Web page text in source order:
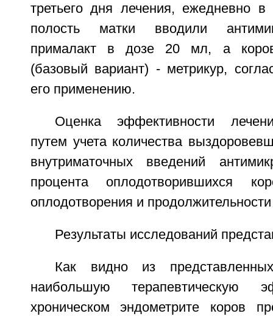
третьего дня лечения, ежедневно
полость матки вводили
прималакт в дозе 20 мл, а
(базовый вариант) - метрикур,
его применению.
Оценка эффективности
путем учета количества
внутриматочных введений
процента оплодотворившихся
оплодотворения и
Результаты исследований
Как видно из
наибольшую терапевтическую
хроническом эндометрите коров